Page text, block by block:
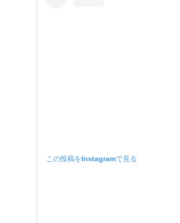
この投稿をInstagramで見る